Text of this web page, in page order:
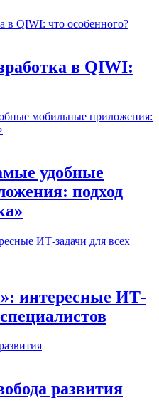
в QIWI:
удобные
подход
интересные ИТ-
развития